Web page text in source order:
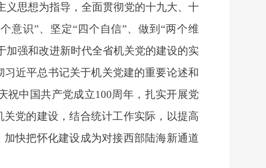
义思想为指导，全面贯彻党的十九大、十
意识”、坚定“四个自信”、做到“两个维
加强和改进新时代全省机关党的建设的实
近平总书记关于机关党建的重要论述和
祝中国共产党成立100周年，扎实开展党
党的建设，结合统计工作实际，以提高
快把怀化建设成为对接西部陆海新通道